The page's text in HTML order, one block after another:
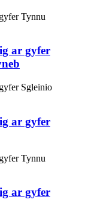
ar gyfer
ar gyfer
ar gyfer